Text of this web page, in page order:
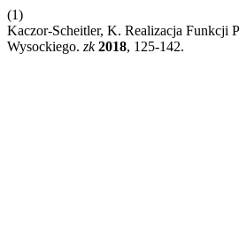
(1)
Kaczor-Scheitler, K. Realizacja Funkcji
Wysockiego. zk 2018, 125-142.